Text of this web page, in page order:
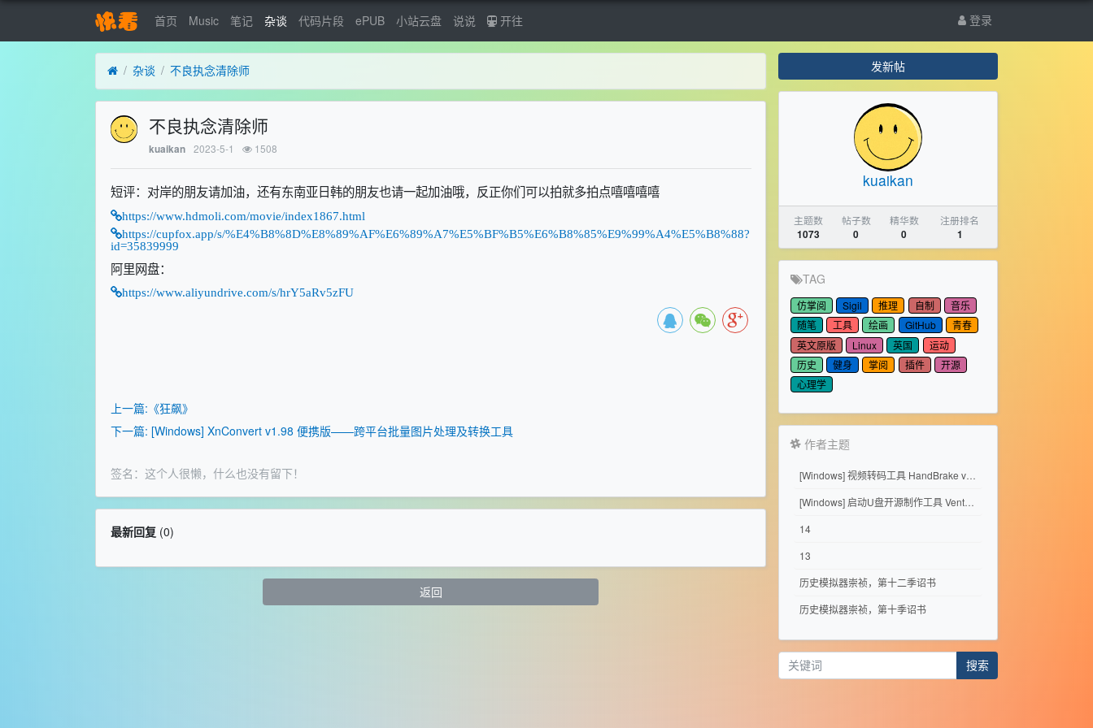
首页 Music 笔记 杂谈 代码片段 ePUB 小站云盘 说说 开往 登录
杂谈 不良执念清除师
不良执念清除师
kuaikan 2023-5-1 1508
短评：对岸的朋友请加油，还有东南亚日韩的朋友也请一起加油哦，反正你们可以拍就多拍点嘻嘻嘻嘻
https://www.hdmoli.com/movie/index1867.html
https://cupfox.app/s/%E4%B8%8D%E8%89%AF%E6%89%A7%E5%BF%B5%E6%B8%85%E9%99%A4%E5%B8%88?
id=35839999
阿里网盘：
https://www.aliyundrive.com/s/hrY5aRv5zFU
上一篇:《狂飙》
下一篇: [Windows] XnConvert v1.98 便携版——跨平台批量图片处理及转换工具
签名：这个人很懒，什么也没有留下！
最新回复(0)
返回
发新帖
kuaikan
主题数
1073
帖子数
0
精华数
0
注册排名
1
TAG
仿掌阅 Sigil 推理 自制
音乐
随笔
工具 绘画 GitHub
青春
英文原版
Linux 英国
运动
历史
健身 掌阅 插件
开源
心理学
作者主题
[Windows] 视频转码工具 HandBrake v1.11.2
[Windows] 启动U盘开源制作工具 Ventoy 1.1.17
14
13
历史模拟器崇祯，第十二季诏书
历史模拟器崇祯，第十季诏书
搜索